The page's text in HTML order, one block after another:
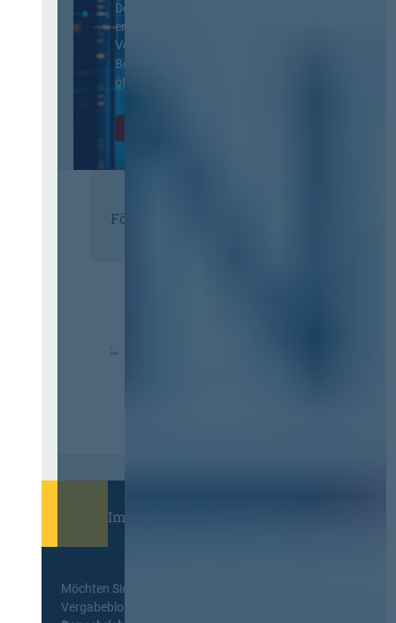
Der Thementag für die
ergänzenden
Vertragsbedingungen von IT-
Beschaffung in der
öffentlichen Verwaltung
Förderer
Immer informiert bleiben!
Möchten Sie keine Neuigkeiten aus dem
Vergabeblog verpassen? Per